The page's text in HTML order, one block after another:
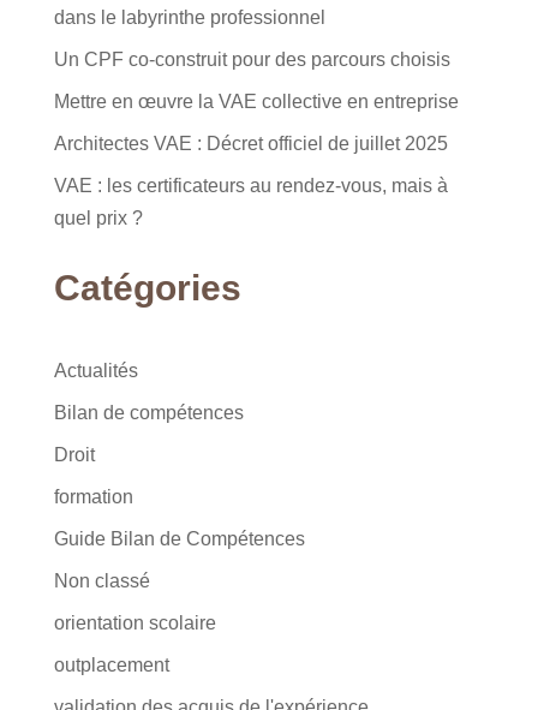
dans le labyrinthe professionnel
Un CPF co-construit pour des parcours choisis
Mettre en œuvre la VAE collective en entreprise
Architectes VAE : Décret officiel de juillet 2025
VAE : les certificateurs au rendez-vous, mais à
quel prix ?
Catégories
Actualités
Bilan de compétences
Droit
formation
Guide Bilan de Compétences
Non classé
orientation scolaire
outplacement